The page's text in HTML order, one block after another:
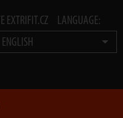
EXTRIFIT.CZ
LANGUAGE:
ENGLISH